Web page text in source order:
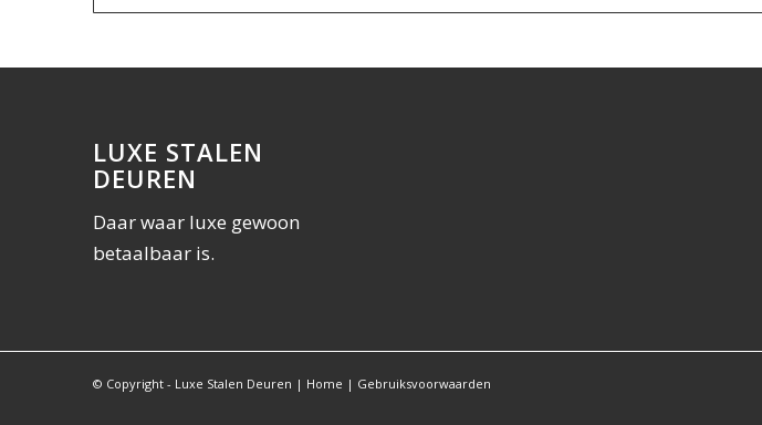
LUXE STALEN
DEUREN
Daar waar luxe gewoon
betaalbaar is.
© Copyright - Luxe Stalen Deuren | Home | Gebruiksvoorwaarden